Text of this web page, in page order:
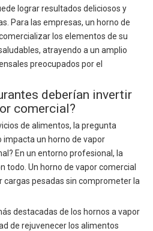
lograr resultados deliciosos y
Para las empresas, un horno de
los elementos de su
atrayendo a un amplio
preocupados por el
deberían invertir
comercial?
de alimentos, la pregunta
un horno de vapor
En un entorno profesional, la
todo. Un horno de vapor comercial
cargas pesadas sin comprometer la
destacadas de los hornos a vapor
de rejuvenecer los alimentos